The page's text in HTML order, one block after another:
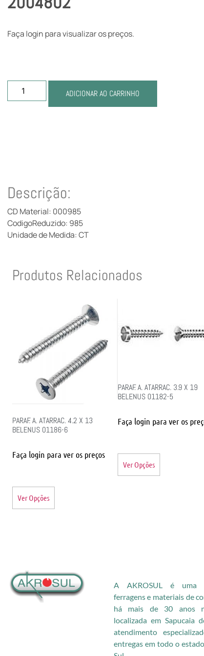
Faça login para visualizar os preços.
ADICIONAR AO CARRINHO
Descrição:
CD Material: 000985
CodigoReduzido: 985
Unidade de Medida: CT
Produtos Relacionados
PARAF. A. ATARRAC. 4.2 X 13
BELENUS 01186-6
Faça login para ver os preços
Ver Opções
PARAF. A. ATARRAC. 3.9 X 19
BELENUS 01182-5
Faça login para ver os
Ver Opções
A AKROSUL é uma
ferragens e materiais de
há mais de 30 anos
localizada em Sapucaia
atendimento
entregas em todo o